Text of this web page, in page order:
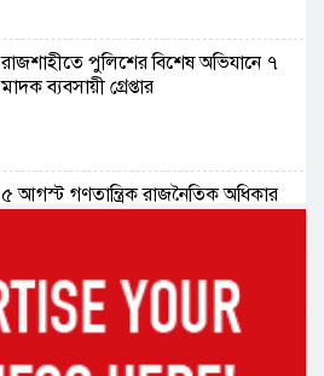
রাজশাহীতে পুলিশের বিশেষ অভিযানে ৭
মাদক ব্যবসায়ী গ্রেপ্তার
৫ আগস্ট গণতান্ত্রিক রাজনৈতিক অধিকার
নেইমারের দুর্দান্ত অ্যাসিস্টে কোয়ার্টার